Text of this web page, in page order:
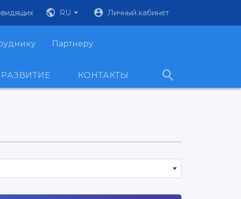
RU Личный кабинет
Партнеру
РАЗВИТИЕ КОНТАКТЫ